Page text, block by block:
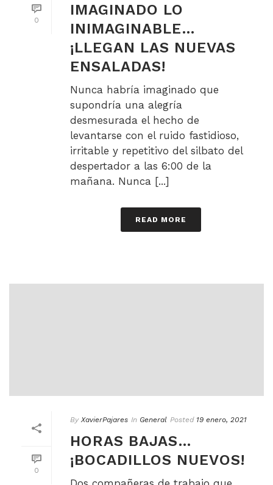
0
IMAGINADO LO
INIMAGINABLE…
¡LLEGAN LAS NUEVAS
ENSALADAS!
Nunca habría imaginado que
supondría una alegría
desmesurada el hecho de
levantarse con el ruido fastidioso,
irritable y repetitivo del silbato del
despertador a las 6:00 de la
mañana. Nunca [...]
READ MORE
0
By XavierPajares In General Posted 19 enero, 2021
HORAS BAJAS…
¡BOCADILLOS NUEVOS!